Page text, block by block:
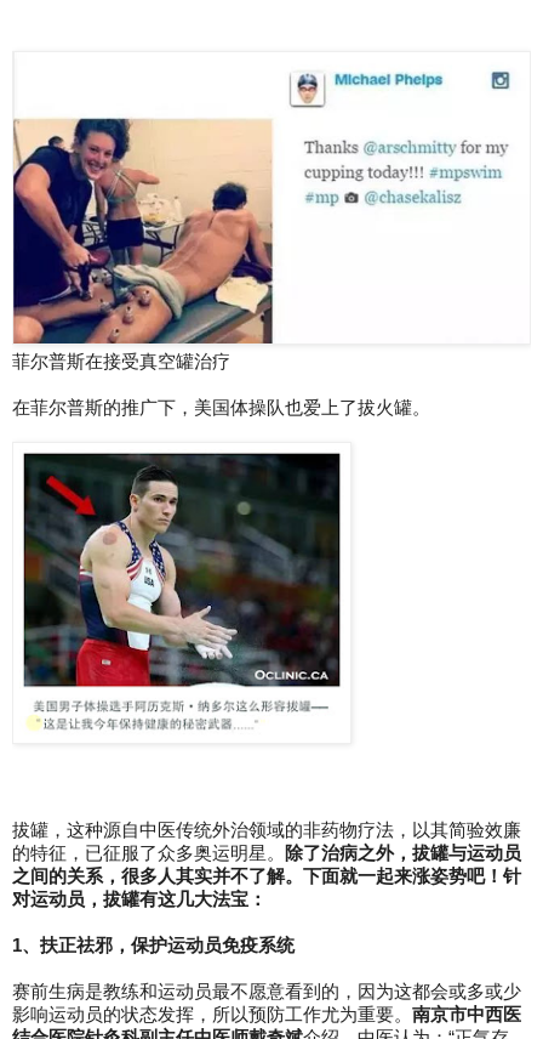
菲尔普斯在接受真空罐治疗
在菲尔普斯的推广下，美国体操队也爱上了拔火罐。
拔罐，这种源自中医传统外治领域的非药物疗法，以其简验效廉
的特征，已征服了众多奥运明星。
除了治病之外，拔罐与运动员
之间的关系，很多人其实并不了解。下面就一起来涨姿势吧！针
对运动员，拔罐有这几大法宝：
1、 扶正祛邪 ， 保护运动员免疫系统
赛前生病是教练和运动员最不愿意看到的，因为这都会或多或少
影响运动员的状态发挥，所以预防工作尤为重要。 南京市中西医